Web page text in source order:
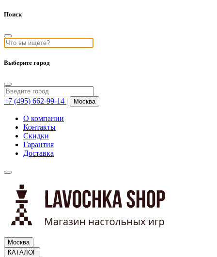
Поиск
Выберите город
+7 (495) 662-99-14 | Москва
О компании
Контакты
Скидки
Гарантия
Доставка
Москва
КАТАЛОГ